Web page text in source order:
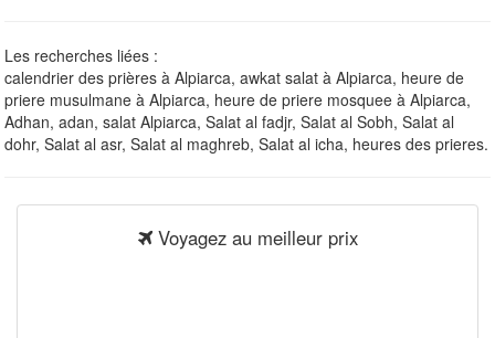
Les recherches liées :
calendrier des prières à Alpiarca, awkat salat à Alpiarca, heure de
priere musulmane à Alpiarca, heure de priere mosquee à Alpiarca,
Adhan, adan, salat Alpiarca, Salat al fadjr, Salat al Sobh, Salat al
dohr, Salat al asr, Salat al maghreb, Salat al icha, heures des prieres.
Voyagez au meilleur prix